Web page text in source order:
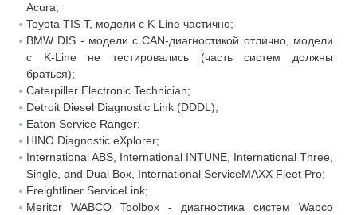
Acura;
Toyota TIS T, модели с K-Line частично;
BMW DIS - модели с CAN-диагностикой отлично, модели
с K-Line не тестировались (часть систем должны
браться);
Caterpiller Electronic Technician;
Detroit Diesel Diagnostic Link (DDDL);
Eaton Service Ranger;
HINO Diagnostic eXplorer;
International ABS, International INTUNE, International Three,
Single, and Dual Box, International ServiceMAXX Fleet Pro;
Freightliner ServiceLink;
Meritor WABCO Toolbox - диагностика систем Wabco